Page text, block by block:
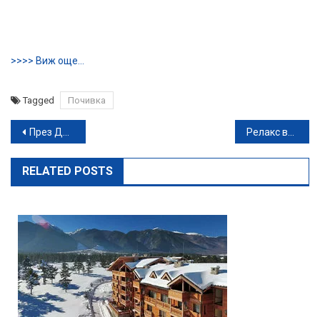
>>>> Виж още…
Tagged Почивка
Навигация
През Декември в Родопите: Нощувка със закуска, плюс релакс зона, от Хотелски комплекс КООП Рожен***, в местност Роженски поляни
RELATED POSTS